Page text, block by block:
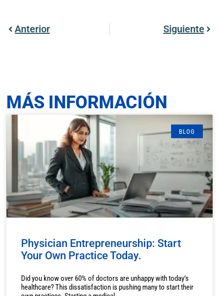
Anterior Siguiente
MÁS INFORMACIÓN
BLOG
Physician Entrepreneurship: Start
Your Own Practice Today.
Did you know over 60% of doctors are unhappy with today’s
healthcare? This dissatisfaction is pushing many to start their